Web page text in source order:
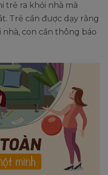
trẻ ra khỏi nhà mà
Trẻ cần được dạy rằng
con cần thông báo